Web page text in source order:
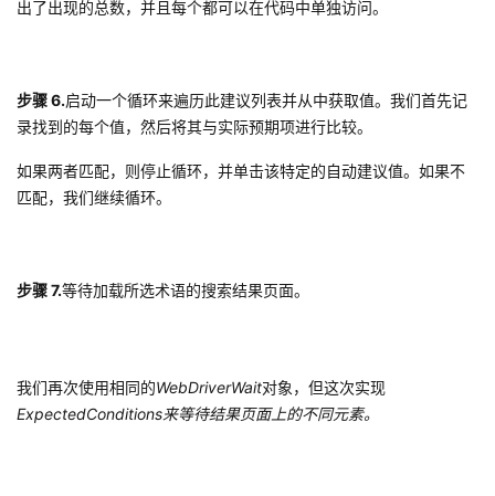
出了出现的总数，并且每个都可以在代码中单独访问。
步骤 6.启动一个循环来遍历此建议列表并从中获取值。我们首先记
录找到的每个值，然后将其与实际预期项进行比较。
如果两者匹配，则停止循环，并单击该特定的自动建议值。如果不
匹配，我们继续循环。
步骤 7.等待加载所选术语的搜索结果页面。
我们再次使用相同的WebDriverWait对象，但这次实现
ExpectedConditions来等待结果页面上的不同元素。